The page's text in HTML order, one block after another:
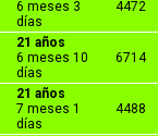
6 meses 3
días
4472
21 años
6 meses 10
días
6714
21 años
7 meses 1
días
4488